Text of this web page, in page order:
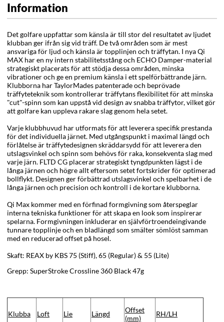
Information
Det golfare uppfattar som känsla är till stor del resultatet av ljudet
klubban ger ifrån sig vid träff. De två områden som är mest
ansvariga för ljud och känsla är topplinjen och träffytan. I nya Qi
MAX har en ny intern stabilitetsstång och ECHO Damper-material
strategiskt placerats för att stödja dessa områden, minska
vibrationer och ge en premium känsla i ett spelförbättrande järn.
Klubborna har TaylorMades patenterade och beprövade
träffyteteknik som kontrollerar träffytans flexibilitet för att minska
"cut"-spinn som kan uppstå vid design av snabba träffytor, vilket gör
att golfare kan uppleva rakare slag genom hela setet.
Varje klubbhuvud har utformats för att leverera specifik prestanda
för det individuella järnet. Med utgångspunkt i maximal längd och
förlåtelse är träffytedesignen skräddarsydd för att leverera den
utslagsvinkel och spinn som behövs för raka, konsekventa slag med
varje järn. FLTD CG placerar strategiskt tyngdpunkten lägst i de
långa järnen och högre allt eftersom setet fortskrider för optimerad
bollflykt. Designen ger förbättrad utslagsvinkel och spelbarhet i de
långa järnen och precision och kontroll i de kortare klubborna.
Qi Max kommer med en förfinad formgivning som återspeglar
interna tekniska funktioner för att skapa en look som inspirerar
spelarna. Formgivningen inkluderar en självförtroendeingivande
tunnare topplinje och en bladlängd som smälter sömlöst samman
med en reducerad offset på hosel.
Skaft: REAX by KBS 75 (Stiff), 65 (Regular) & 55 (Lite)
Grepp: SuperStroke Crossline 360 Black 47g
Klubba Loft Lie Längd
Offset
(mm)
RH/LH